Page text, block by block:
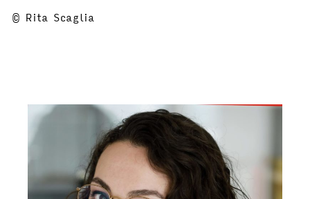
© Rita Scaglia